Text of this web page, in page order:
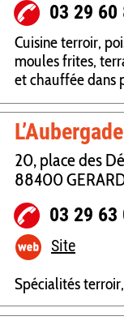
03 29 60
Cuisine terroir,
moules frites,
et chauffée dans
03 29 63
L’Aubergade
20, place des
88400
Site
Spécialités